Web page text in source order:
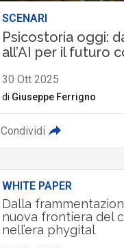
SCENARI
Psicostoria oggi:
all’AI per il futuro
30 Ott 2025
di Giuseppe Ferrigno
Condividi
WHITE PAPER
Dalla
nuova frontiera del
nell’era phygital